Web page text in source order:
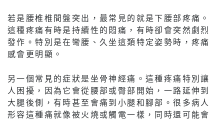
若是腰椎椎間盤突出，最常見的就是下腰部疼痛。
這種疼痛有時是持續性的悶痛，有時卻會突然劇烈
發作。特別是在彎腰、久坐這類特定姿勢時，疼痛
感會更明顯。
另一個常見的症狀是坐骨神經痛。這種疼痛特別讓
人困擾，因為它會從腰部或臀部開始，一路延伸到
大腿後側，有時甚至會痛到小腿和腳部。很多病人
形容這種痛就像被火燒或觸電一樣，同時還可能會